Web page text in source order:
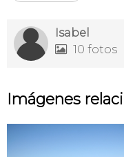
Isabel
 10 fotos
Imágenes